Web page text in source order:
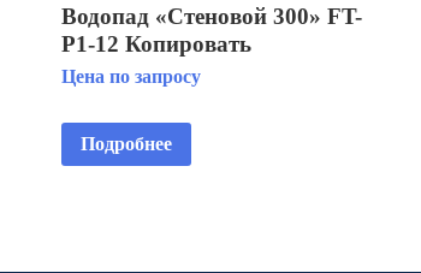
Водопад «Стеновой 300» FT-
Р1-12 Копировать
Цена по запросу
Подробнее